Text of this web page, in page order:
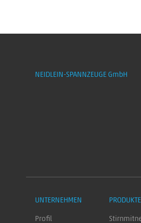
NEIDLEIN-SPANNZEUGE GmbH
UNTERNEHMEN
Profil
PRODUKTE